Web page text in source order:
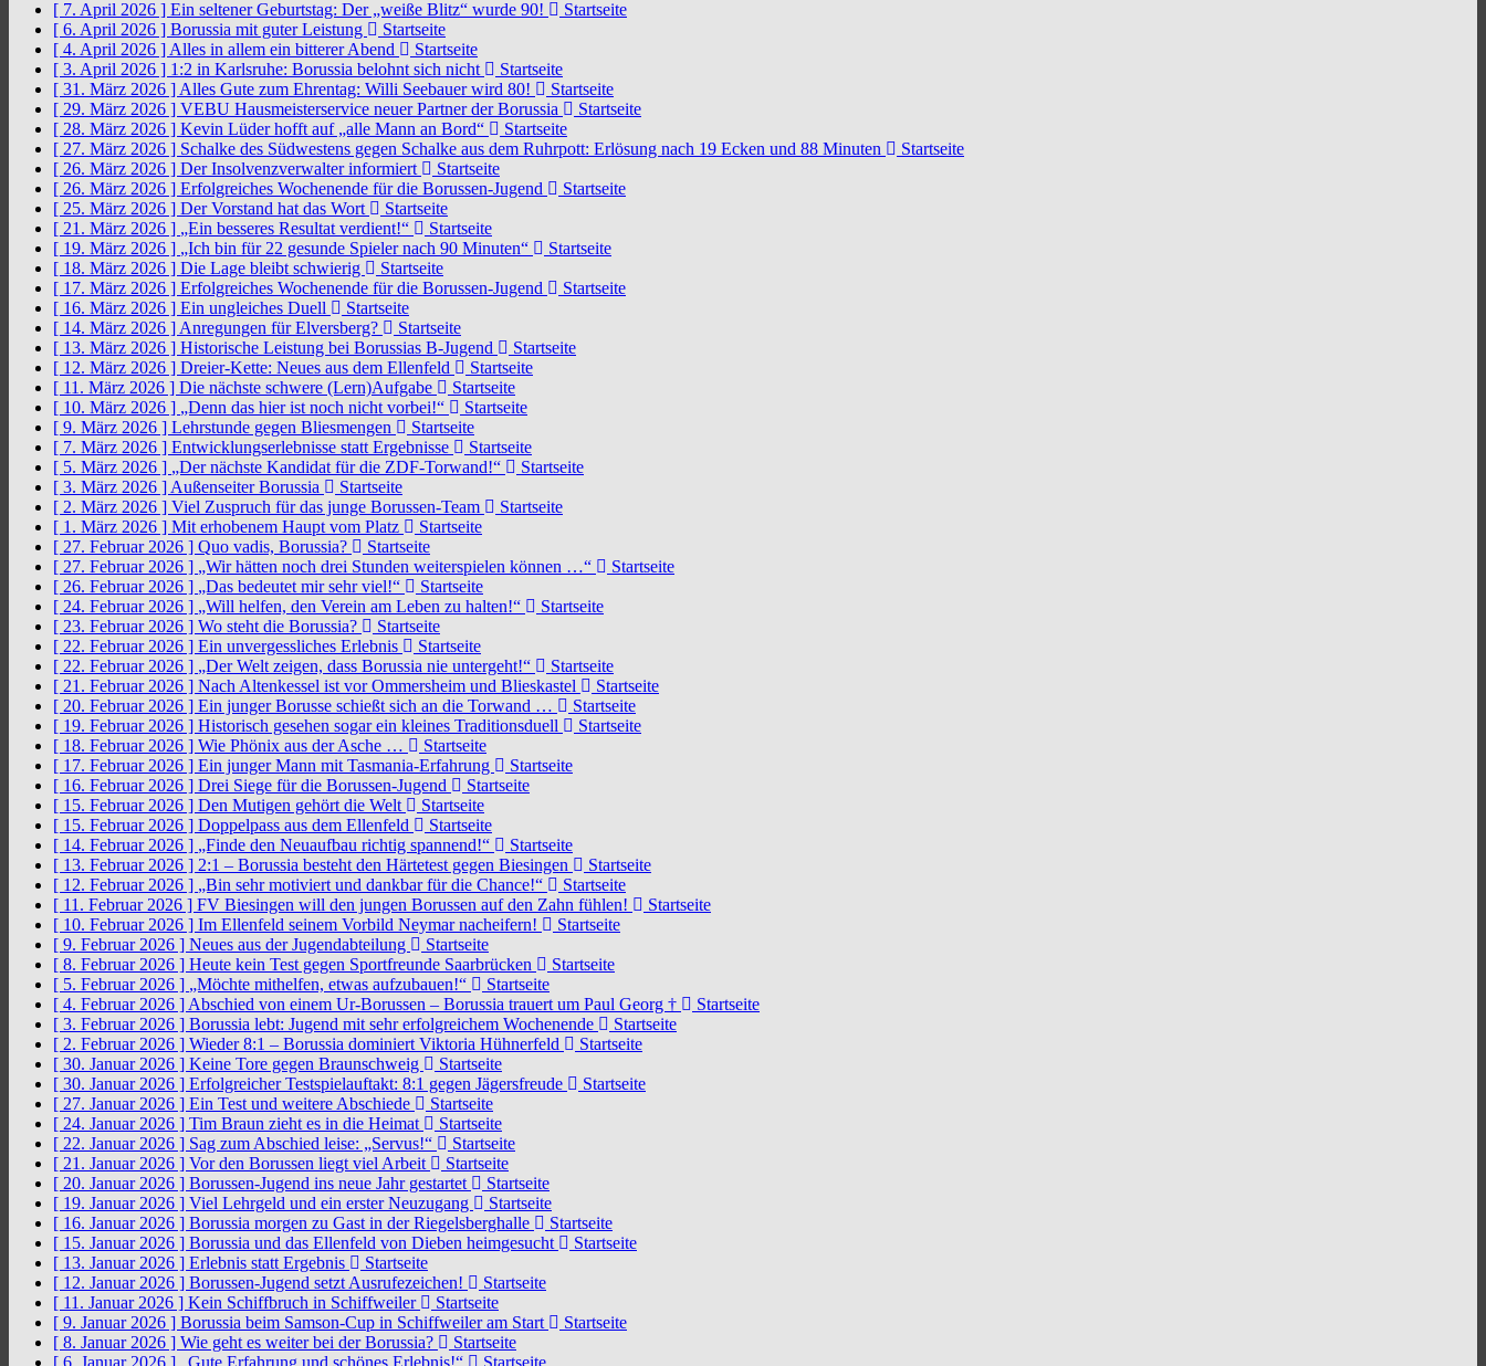
[ 7. April 2026 ] Ein seltener Geburtstag: Der „weiße Blitz“ wurde 90!
Startseite
[ 6. April 2026 ] Borussia mit guter Leistung
Startseite
[ 4. April 2026 ] Alles in allem ein bitterer Abend
Startseite
[ 3. April 2026 ] 1:2 in Karlsruhe: Borussia belohnt sich nicht
Startseite
[ 31. März 2026 ] Alles Gute zum Ehrentag: Willi Seebauer wird 80!
Startseite
[ 29. März 2026 ] VEBU Hausmeisterservice neuer Partner der Borussia
Startseite
[ 28. März 2026 ] Kevin Lüder hofft auf „alle Mann an Bord“
Startseite
[ 27. März 2026 ] Schalke des Südwestens gegen Schalke aus dem Ruhrpott: Erlösung nach 19 Ecken und 88 Minuten
Startseite
[ 26. März 2026 ] Der Insolvenzverwalter informiert
Startseite
[ 26. März 2026 ] Erfolgreiches Wochenende für die Borussen-Jugend
Startseite
[ 25. März 2026 ] Der Vorstand hat das Wort
Startseite
[ 21. März 2026 ] „Ein besseres Resultat verdient!“
Startseite
[ 19. März 2026 ] „Ich bin für 22 gesunde Spieler nach 90 Minuten“
Startseite
[ 18. März 2026 ] Die Lage bleibt schwierig
Startseite
[ 17. März 2026 ] Erfolgreiches Wochenende für die Borussen-Jugend
Startseite
[ 16. März 2026 ] Ein ungleiches Duell
Startseite
[ 14. März 2026 ] Anregungen für Elversberg?
Startseite
[ 13. März 2026 ] Historische Leistung bei Borussias B-Jugend
Startseite
[ 12. März 2026 ] Dreier-Kette: Neues aus dem Ellenfeld
Startseite
[ 11. März 2026 ] Die nächste schwere (Lern)Aufgabe
Startseite
[ 10. März 2026 ] „Denn das hier ist noch nicht vorbei!“
Startseite
[ 9. März 2026 ] Lehrstunde gegen Bliesmengen
Startseite
[ 7. März 2026 ] Entwicklungserlebnisse statt Ergebnisse
Startseite
[ 5. März 2026 ] „Der nächste Kandidat für die ZDF-Torwand!“
Startseite
[ 3. März 2026 ] Außenseiter Borussia
Startseite
[ 2. März 2026 ] Viel Zuspruch für das junge Borussen-Team
Startseite
[ 1. März 2026 ] Mit erhobenem Haupt vom Platz
Startseite
[ 27. Februar 2026 ] Quo vadis, Borussia?
Startseite
[ 27. Februar 2026 ] „Wir hätten noch drei Stunden weiterspielen können …“
Startseite
[ 26. Februar 2026 ] „Das bedeutet mir sehr viel!“
Startseite
[ 24. Februar 2026 ] „Will helfen, den Verein am Leben zu halten!“
Startseite
[ 23. Februar 2026 ] Wo steht die Borussia?
Startseite
[ 22. Februar 2026 ] Ein unvergessliches Erlebnis
Startseite
[ 22. Februar 2026 ] „Der Welt zeigen, dass Borussia nie untergeht!“
Startseite
[ 21. Februar 2026 ] Nach Altenkessel ist vor Ommersheim und Blieskastel
Startseite
[ 20. Februar 2026 ] Ein junger Borusse schießt sich an die Torwand …
Startseite
[ 19. Februar 2026 ] Historisch gesehen sogar ein kleines Traditionsduell
Startseite
[ 18. Februar 2026 ] Wie Phönix aus der Asche …
Startseite
[ 17. Februar 2026 ] Ein junger Mann mit Tasmania-Erfahrung
Startseite
[ 16. Februar 2026 ] Drei Siege für die Borussen-Jugend
Startseite
[ 15. Februar 2026 ] Den Mutigen gehört die Welt
Startseite
[ 15. Februar 2026 ] Doppelpass aus dem Ellenfeld
Startseite
[ 14. Februar 2026 ] „Finde den Neuaufbau richtig spannend!“
Startseite
[ 13. Februar 2026 ] 2:1 – Borussia besteht den Härtetest gegen Biesingen
Startseite
[ 12. Februar 2026 ] „Bin sehr motiviert und dankbar für die Chance!“
Startseite
[ 11. Februar 2026 ] FV Biesingen will den jungen Borussen auf den Zahn fühlen!
Startseite
[ 10. Februar 2026 ] Im Ellenfeld seinem Vorbild Neymar nacheifern!
Startseite
[ 9. Februar 2026 ] Neues aus der Jugendabteilung
Startseite
[ 8. Februar 2026 ] Heute kein Test gegen Sportfreunde Saarbrücken
Startseite
[ 5. Februar 2026 ] „Möchte mithelfen, etwas aufzubauen!“
Startseite
[ 4. Februar 2026 ] Abschied von einem Ur-Borussen – Borussia trauert um Paul Georg †
Startseite
[ 3. Februar 2026 ] Borussia lebt: Jugend mit sehr erfolgreichem Wochenende
Startseite
[ 2. Februar 2026 ] Wieder 8:1 – Borussia dominiert Viktoria Hühnerfeld
Startseite
[ 30. Januar 2026 ] Keine Tore gegen Braunschweig
Startseite
[ 30. Januar 2026 ] Erfolgreicher Testspielauftakt: 8:1 gegen Jägersfreude
Startseite
[ 27. Januar 2026 ] Ein Test und weitere Abschiede
Startseite
[ 24. Januar 2026 ] Tim Braun zieht es in die Heimat
Startseite
[ 22. Januar 2026 ] Sag zum Abschied leise: „Servus!“
Startseite
[ 21. Januar 2026 ] Vor den Borussen liegt viel Arbeit
Startseite
[ 20. Januar 2026 ] Borussen-Jugend ins neue Jahr gestartet
Startseite
[ 19. Januar 2026 ] Viel Lehrgeld und ein erster Neuzugang
Startseite
[ 16. Januar 2026 ] Borussia morgen zu Gast in der Riegelsberghalle
Startseite
[ 15. Januar 2026 ] Borussia und das Ellenfeld von Dieben heimgesucht
Startseite
[ 13. Januar 2026 ] Erlebnis statt Ergebnis
Startseite
[ 12. Januar 2026 ] Borussen-Jugend setzt Ausrufezeichen!
Startseite
[ 11. Januar 2026 ] Kein Schiffbruch in Schiffweiler
Startseite
[ 9. Januar 2026 ] Borussia beim Samson-Cup in Schiffweiler am Start
Startseite
[ 8. Januar 2026 ] Wie geht es weiter bei der Borussia?
Startseite
[ 6. Januar 2026 ]
„Gute Erfahrung und schönes Erlebnis!“ Startseite